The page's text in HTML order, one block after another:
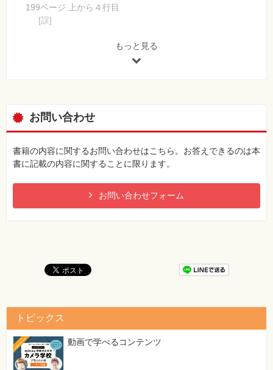
199ページ 上から４行目
[誤]
もっと見る
お問い合わせ
書籍の内容に関するお問い合わせはこちら。お答えできるのは本
書に記載の内容に関することに限ります。
お問い合わせフォーム
トピックス
動画で学べるコンテンツ